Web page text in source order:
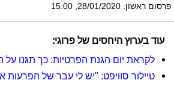
פרסום ראשון: 28/01/2020, 15:00
עוד בערוץ היחסים של פרוגי:
לקראת יום הגנת הפרטיות: כך תגנו
טיילור סוויפט: "יש לי עבר של הפרעות